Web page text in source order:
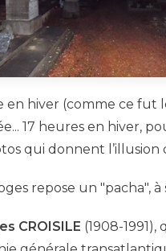
en hiver (comme ce fut
17 heures en hiver,
qui donnent l’illusion
repose un "pacha", à
CROISILE (1908-